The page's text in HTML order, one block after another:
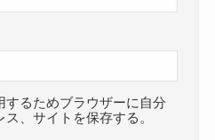
するためブラウザーに自分
、サイトを保存する。